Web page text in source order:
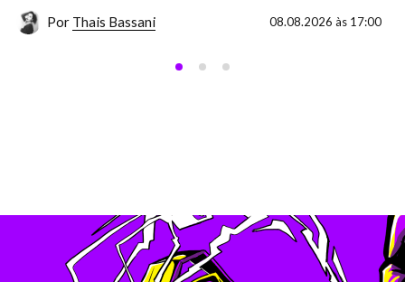
Por Thais Bassani 08.08.2026 às 17:00